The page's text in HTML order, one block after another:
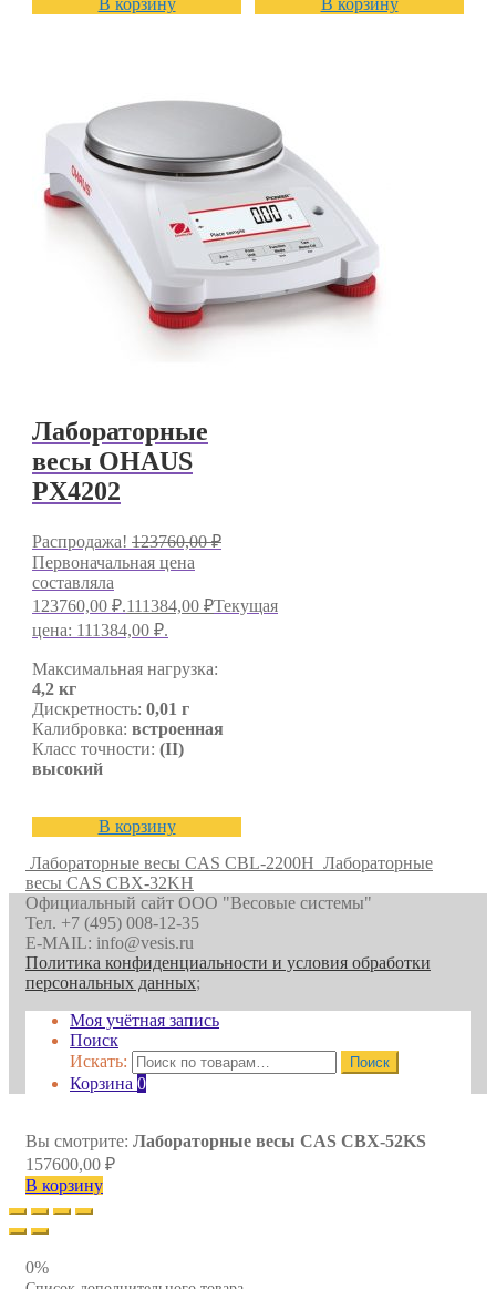
В корзину В корзину
Лабораторные
весы OHAUS
PX4202
Распродажа! 123760,00₽
Первоначальная цена
составляла
123760,00 ₽.111384,00 ₽Текущая
цена: 111384,00 ₽.
Максимальная нагрузка:
4,2 кг
Дискретность: 0,01 г
Калибровка: встроенная
Класс точности: (II)
высокий
В корзину
Лабораторные весы CAS CBL-2200H Лабораторные
весы CAS CBX-32KH
Официальный сайт ООО "Весовые системы"
Тел. +7 (495) 008-12-35
E-MAIL: info@vesis.ru
Политика конфиденциальности и условия обработки
персональных данных;
Моя учётная запись
Поиск
Искать:
Поиск
Корзина 0
Вы смотрите: Лабораторные весы CAS CBX-52KS
157600,00 ₽
В корзину
0%